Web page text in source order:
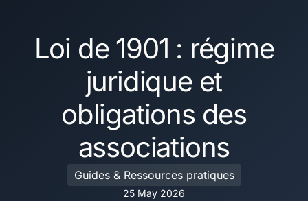
Loi de 1901 : régime
juridique et
obligations des
associations
Guides & Ressources pratiques
25 May 2026